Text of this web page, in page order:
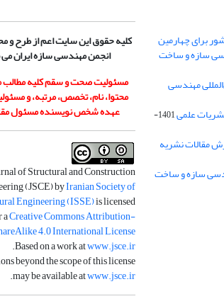
برای چهارمین
سازه و ساخت
مهندسی
علمی
1401-
مقالات نشریه
کلیه حقوق این سایت اعم از طرح و
انجمن مهندسی سازه ایران
مسئولیت صحت و سقم کلیه مطالب
محتوا، نام، تخصص، مرتبه، و
عهده شخص نویسنده مسئول
of Structural and Construction
(JSCE) byIranian Society of
Engineering (ISSE)is licensed
aCreative Commons Attribution-
4.0 International License
Based on a work atwww.jsce.ir
.
beyond the scope of this license
may be available atwww.jsce.ir
.